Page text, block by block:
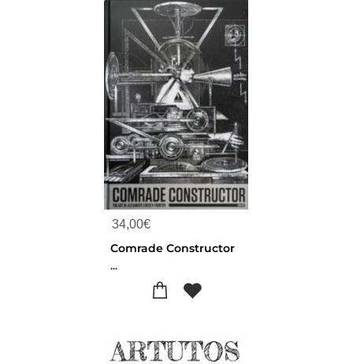
34,00€
Comrade Constructor
...